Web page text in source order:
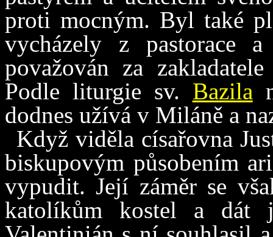
proti mocným. Byl také
vycházely z pastorace
považován za
Podle liturgie sv. Bazila
dodnes užívá v Miláně a
Když viděla císařovna
biskupovým působením
vypudit. Její záměr se
katolíkům kostel a dát